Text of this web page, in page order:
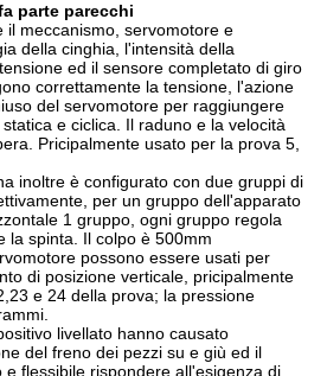
parte parecchi
il meccanismo, servomotore e
della cinghia, l'intensità della
ed il sensore completato di giro
correttamente la tensione, l'azione
del servomotore per raggiungere
e ciclica. Il raduno e la velocità
Pricipalmente usato per la prova 5,
inoltre è configurato con due gruppi di
per un gruppo dell'apparato
1 gruppo, ogni gruppo regola
la spinta. Il colpo è 500mm
possono essere usati per
di posizione verticale, pricipalmente
e 24 della prova; la pressione
livellato hanno causato
del freno dei pezzi su e giù ed il
flessibile rispondere all'esigenza di